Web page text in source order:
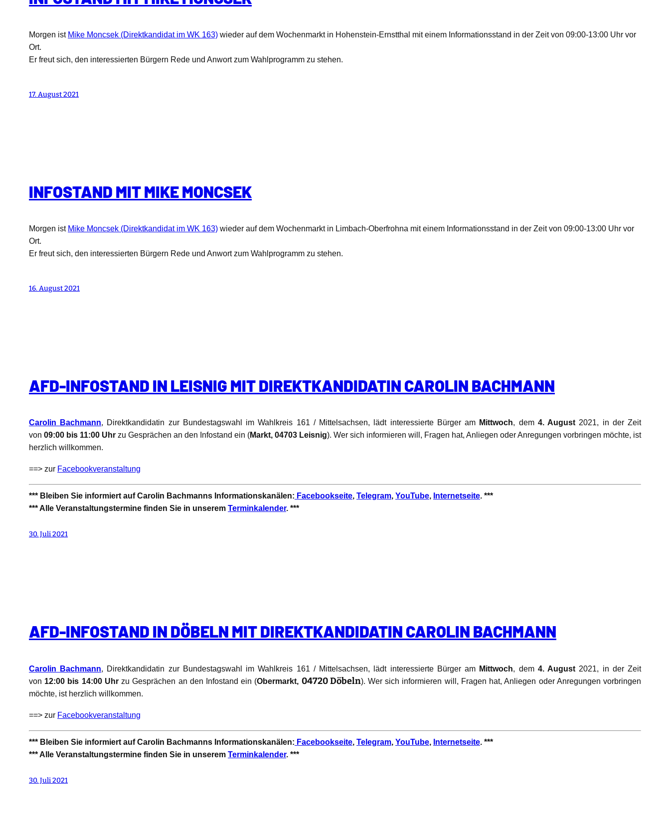
Morgen ist Mike Moncsek (Direktkandidat im WK 163) wieder auf dem Wochenmarkt in Hohenstein-Ernstthal mit einem Informationsstand in der Zeit von 09:00-13:00 Uhr vor
Ort.
Er freut sich, den interessierten Bürgern Rede und Anwort zum Wahlprogramm zu stehen.
17. August 2021
INFOSTAND MIT MIKE MONCSEK
Morgen ist Mike Moncsek (Direktkandidat im WK 163) wieder auf dem Wochenmarkt in Limbach-Oberfrohna mit einem Informationsstand in der Zeit von 09:00-13:00 Uhr vor
Ort.
Er freut sich, den interessierten Bürgern Rede und Anwort zum Wahlprogramm zu stehen.
16. August 2021
AFD-INFOSTAND IN LEISNIG MIT DIREKTKANDIDATIN CAROLIN BACHMANN
Carolin Bachmann, Direktkandidatin zur Bundestagswahl im Wahlkreis 161 / Mittelsachsen, lädt interessierte Bürger am Mittwoch, dem 4. August2021, in der Zeit
von 09:00 bis 11:00 Uhr zu Gesprächen an den Infostand ein (Markt, 04703 Leisnig). Wer sich informieren will, Fragen hat, Anliegen oder Anregungen vorbringen möchte, ist
herzlich willkommen.
==> zur Facebookveranstaltung
*** Bleiben Sie informiert auf Carolin Bachmanns Informationskanälen: Facebookseite, Telegram, YouTube, Internetseite. ***
*** Alle Veranstaltungstermine finden Sie in unserem Terminkalender. ***
30. Juli 2021
AFD-INFOSTAND IN DÖBELN MIT DIREKTKANDIDATIN CAROLIN BACHMANN
Carolin Bachmann, Direktkandidatin zur Bundestagswahl im Wahlkreis 161 / Mittelsachsen, lädt interessierte Bürger am Mittwoch, dem 4. August 2021, in der Zeit
von 12:00 bis 14:00 Uhrzu Gesprächen an den Infostand ein (Obermarkt, 04720 Döbeln). Wer sich informieren will, Fragen hat, Anliegen oder Anregungen vorbringen
möchte, ist herzlich willkommen.
==> zur Facebookveranstaltung
*** Bleiben Sie informiert auf Carolin Bachmanns Informationskanälen: Facebookseite, Telegram, YouTube, Internetseite. ***
*** Alle Veranstaltungstermine finden Sie in unserem Terminkalender. ***
30. Juli 2021